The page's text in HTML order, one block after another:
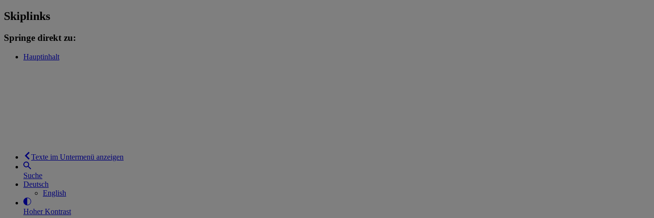
Skiplinks
Springe direkt zu:
Hauptinhalt
Texte im Untermenü anzeigen
Suche
Deutsch
English
Hoher Kontrast